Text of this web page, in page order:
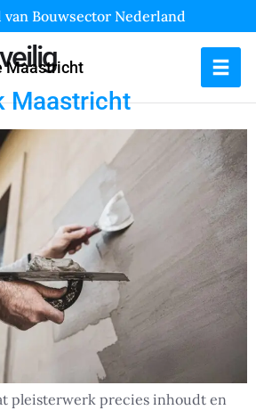
Bouwsector Nederland
Maastricht
Maastricht
pleisterwerk precies inhoudt en